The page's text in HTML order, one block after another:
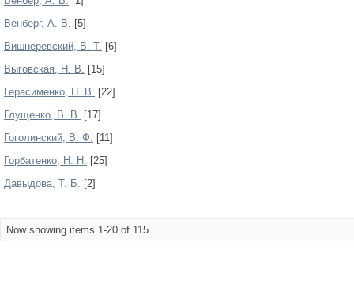
Венберг, А. В. [5]
Вишнеревский, В. Т. [6]
Выговская, Н. В. [15]
Герасименко, Н. В. [22]
Глущенко, В. В. [17]
Гоголинский, В. Ф. [11]
Горбатенко, Н. Н. [25]
Давыдова, Т. Б. [2]
Now showing items 1-20 of 115